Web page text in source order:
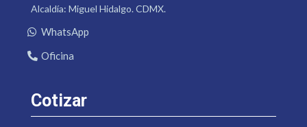
Alcaldía: Miguel Hidalgo. CDMX.
WhatsApp
Oficina
Cotizar